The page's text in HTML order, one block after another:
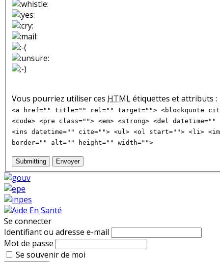
Vous pourriez utiliser ces HTMLétiquettes et attributs :
<a href="" title="" rel="" target=""> <blockquote
<code> <pre class=""> <em> <strong> <del
<ins datetime="" cite=""> <ul> <ol start=""> <li>
border="" alt="" height="" width="">
Submitting Envoyer
Se connecter
Identifiant ou adresse e-mail
Mot de passe
Se souvenir de moi